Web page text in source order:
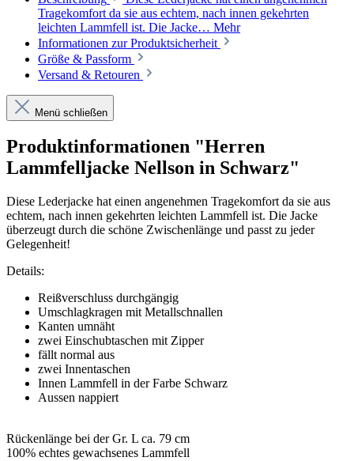
Tragekomfort da sie aus echtem, nach innen gekehrten
leichten Lammfell ist. Die Jacke… Mehr
Informationen zur Produktsicherheit
Größe & Passform
Versand & Retouren
Menü schließen
Produktinformationen "Herren
Lammfelljacke Nellson in Schwarz"
Diese Lederjacke hat einen angenehmen Tragekomfort da sie aus
echtem, nach innen gekehrten leichten Lammfell ist. Die Jacke
überzeugt durch die schöne Zwischenlänge und passt zu jeder
Gelegenheit!
Details:
Reißverschluss durchgängig
Umschlagkragen mit Metallschnallen
Kanten umnäht
zwei Einschubtaschen mit Zipper
fällt normal aus
zwei Innentaschen
Innen Lammfell in der Farbe Schwarz
Aussen nappiert
Rückenlänge bei der Gr. L ca. 79 cm
100% echtes gewachsenes Lammfell